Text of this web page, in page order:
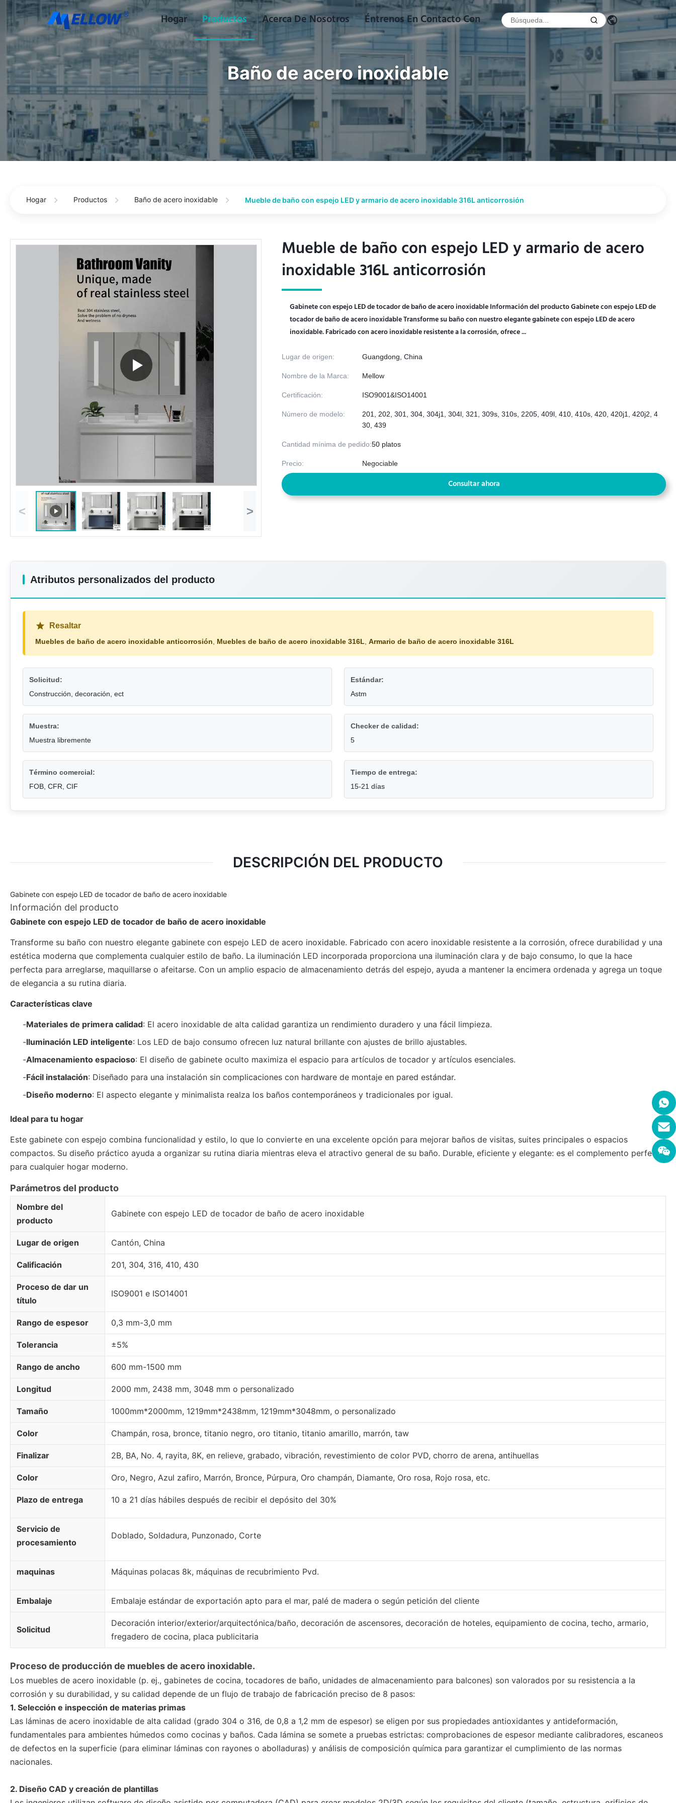
Hogar Productos Acerca De Nosotros Éntrenos En Contacto Con
Baño de acero inoxidable
Hogar Productos Baño de acero inoxidable Mueble de baño con espejo LED y armario de acero inoxidable 316L anticorrosión
< >
Mueble de baño con espejo LED y armario de acero
inoxidable 316L anticorrosión
Mueble de baño con espejo LED y armario de acero
inoxidable 316L anticorrosión
Gabinete con espejo LED de tocador de baño de acero inoxidable Información del producto Gabinete con espejo LED de
tocador de baño de acero inoxidable Transforme su baño con nuestro elegante gabinete con espejo LED de acero
inoxidable. Fabricado con acero inoxidable resistente a la corrosión, ofrece ...
Lugar de origen: Guangdong, China
Nombre de la Marca: Mellow
Certificación: ISO9001&ISO14001
Número de modelo:
201, 202, 301, 304, 304j1, 304l, 321, 309s, 310s, 2205, 409l, 410, 410s, 420, 420j1, 420j2, 4
30, 439
Cantidad mínima de pedido:50 platos
Precio: Negociable
Consultar ahora
Atributos personalizados del producto
Resaltar
Muebles de baño de acero inoxidable anticorrosión Muebles de baño de acero inoxidable 316L Armario de baño de acero inoxidable 316L
Solicitud:
Construcción, decoración, ect
Estándar:
Astm
Muestra:
Muestra libremente
Checker de calidad:
5
Término comercial:
FOB, CFR, CIF
Tiempo de entrega:
15-21 días
DESCRIPCIÓN DEL PRODUCTO
Gabinete con espejo LED de tocador de baño de acero inoxidable
Información del producto
Gabinete con espejo LED de tocador de baño de acero inoxidable
Transforme su baño con nuestro elegante gabinete con espejo LED de acero inoxidable. Fabricado con acero inoxidable resistente a la corrosión, ofrece durabilidad y una
estética moderna que complementa cualquier estilo de baño. La iluminación LED incorporada proporciona una iluminación clara y de bajo consumo, lo que la hace
perfecta para arreglarse, maquillarse o afeitarse. Con un amplio espacio de almacenamiento detrás del espejo, ayuda a mantener la encimera ordenada y agrega un toque
de elegancia a su rutina diaria.
Características clave
-Materiales de primera calidad: El acero inoxidable de alta calidad garantiza un rendimiento duradero y una fácil limpieza.
-Iluminación LED inteligente: Los LED de bajo consumo ofrecen luz natural brillante con ajustes de brillo ajustables.
-Almacenamiento espacioso: El diseño de gabinete oculto maximiza el espacio para artículos de tocador y artículos esenciales.
-Fácil instalación: Diseñado para una instalación sin complicaciones con hardware de montaje en pared estándar.
-Diseño moderno: El aspecto elegante y minimalista realza los baños contemporáneos y tradicionales por igual.
Ideal para tu hogar
Este gabinete con espejo combina funcionalidad y estilo, lo que lo convierte en una excelente opción para mejorar baños de visitas, suites principales o espacios
compactos. Su diseño práctico ayuda a organizar su rutina diaria mientras eleva el atractivo general de su baño. Durable, eficiente y elegante: es el complemento perfecto
para cualquier hogar moderno.
Parámetros del producto
Nombre del
producto
Gabinete con espejo LED de tocador de baño de acero inoxidable
Lugar de origen Cantón, China
Calificación 201, 304, 316, 410, 430
Proceso de dar un
título
ISO9001 e ISO14001
Rango de espesor 0,3 mm-3,0 mm
Tolerancia ±5%
Rango de ancho 600 mm-1500 mm
Longitud 2000 mm, 2438 mm, 3048 mm o personalizado
Tamaño 1000mm*2000mm, 1219mm*2438mm, 1219mm*3048mm, o personalizado
Color Champán, rosa, bronce, titanio negro, oro titanio, titanio amarillo, marrón, taw
Finalizar 2B, BA, No. 4, rayita, 8K, en relieve, grabado, vibración, revestimiento de color PVD, chorro de arena, antihuellas
Color Oro, Negro, Azul zafiro, Marrón, Bronce, Púrpura, Oro champán, Diamante, Oro rosa, Rojo rosa, etc.
Plazo de entrega 10 a 21 días hábiles después de recibir el depósito del 30%
Servicio de
procesamiento
Doblado, Soldadura, Punzonado, Corte
maquinas Máquinas polacas 8k, máquinas de recubrimiento Pvd.
Embalaje Embalaje estándar de exportación apto para el mar, palé de madera o según petición del cliente
Solicitud
Decoración interior/exterior/arquitectónica/baño, decoración de ascensores, decoración de hoteles, equipamiento de cocina, techo, armario,
fregadero de cocina, placa publicitaria
Proceso de producción de muebles de acero inoxidable.
Los muebles de acero inoxidable (p. ej., gabinetes de cocina, tocadores de baño, unidades de almacenamiento para balcones) son valorados por su resistencia a la
corrosión y su durabilidad, y su calidad depende de un flujo de trabajo de fabricación preciso de 8 pasos:
1. Selección e inspección de materias primas
Las láminas de acero inoxidable de alta calidad (grado 304 o 316, de 0,8 a 1,2 mm de espesor) se eligen por sus propiedades antioxidantes y antideformación,
fundamentales para ambientes húmedos como cocinas y baños. Cada lámina se somete a pruebas estrictas: comprobaciones de espesor mediante calibradores, escaneos
de defectos en la superficie (para eliminar láminas con rayones o abolladuras) y análisis de composición química para garantizar el cumplimiento de las normas
nacionales.
2. Diseño CAD y creación de plantillas